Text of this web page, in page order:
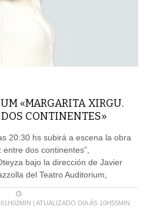
«MARGARITA XIRGU.
CONTINENTES»
20:30 hs subirá a escena la obra
dos continentes”,
bajo la dirección de Javier
del Teatro Auditorium,
| ATUALIZADO DIA ÀS 10H55MIN